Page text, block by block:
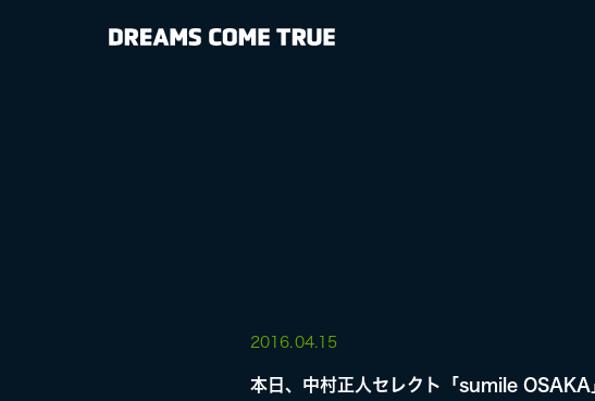
LIVE
2016. 04.15
本日、中村正人セレクト「sumile